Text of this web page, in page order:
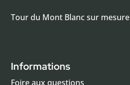
Tour du Mont Blanc sur mesure
Informations
Foire aux questions